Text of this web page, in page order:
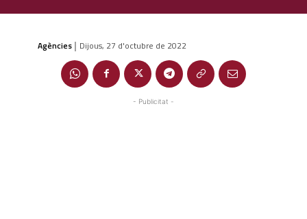
Agències | Dijous, 27 d'octubre de 2022
- Publicitat -